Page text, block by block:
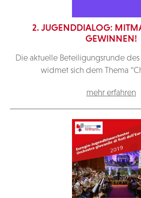
2. JUGENDDIALOG:
GEWINNEN!
Die aktuelle Beteiligungsrunde
widmet sich dem Thema
mehr erfahren